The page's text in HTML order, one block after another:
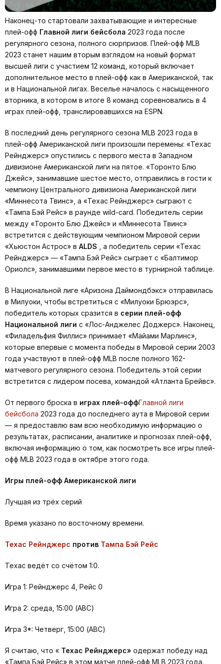
Наконец-то стартовали захватывающие и интересные
плей-офф Главной лиги бейсбола 2023 года после
регулярного сезона, полного сюрпризов. Плей-офф MLB
2023 станет нашим вторым взглядом на новый формат
высшей лиги с участием 12 команд, который включает
дополнительное место в плей-офф как в Американской, так
и в Национальной лигах. Веселье началось с насыщенного
вторника, в котором в итоге 8 команд соревновались в 4
играх плей-офф, транслировавшихся на ESPN.
В последний день регулярного сезона MLB 2023 года в
плей-офф Американской лиги произошли перемены: «Техас
Рейнджерс» опустились с первого места в Западном
дивизионе Американской лиги на пятое. «Торонто Блю
Джейс», занимавшие шестое место, отправились в гости к
чемпиону Центрального дивизиона Американской лиги
«Миннесота Твинс», а «Техас Рейнджерс» сыграют с
«Тампа Бэй Рейс» в раунде wild-card. Победитель серии
между «Торонто Блю Джейс» и «Миннесота Твинс»
встретится с действующим чемпионом Мировой серии
«Хьюстон Астрос» в ALDS , а победитель серии «Техас
Рейнджерс» — «Тампа Бэй Рейс» сыграет с «Балтимор
Ориолс», занимавшими первое место в турнирной таблице.
В Национальной лиге «Аризона Даймондбэкс» отправилась
в Милуоки, чтобы встретиться с «Милуоки Брюэрс»,
победитель которых сразится в серии плей-офф
Национальной лиги с «Лос-Анджелес Доджерс». Наконец,
«Филадельфия Филлис» принимает «Майами Марлинс»,
которые впервые с момента победы в Мировой серии 2003
года участвуют в плей-офф MLB после полного 162-
матчевого регулярного сезона. Победитель этой серии
встретится с лидером посева, командой «Атланта Брейвс».
От первого броска в играх плей-оффГлавной лиги
бейсбола 2023 года до последнего аута в Мировой серии
— я предоставлю вам всю необходимую информацию о
результатах, расписании, аналитике и прогнозах плей-офф,
включая информацию о том, как посмотреть все игры плей-
офф MLB 2023 года в октябре этого года.
Игры плей-офф Американской лиги
Лучшая из трёх серий
Время указано по восточному времени.
Техас Рейнджерс против Тампа Бэй Рейс
Техас ведёт со счётом 1:0.
Игра 1: Рейнджерс 4, Рейс 0
Игра 2: среда, 15:00 (ABC)
Игра 3*: Четверг, 15:00 (ABC)
Я считаю, что « Техас Рейнджерс» одержат победу над
«Тампа Бэй Рейс» в этом матче плей-офф MLB 2023 года.